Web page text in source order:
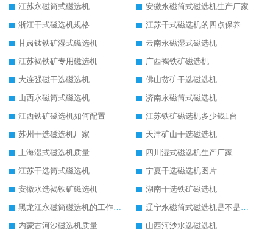
江苏永磁筒式磁选机
安徽永磁筒式磁选机生产厂家
浙江干式磁选机规格
江苏干式磁选机的四点保养秘籍
甘肃钛铁矿湿式磁选机
云南永磁湿式磁选机
江苏褐铁矿专用磁选机
广西褐铁矿磁选机
大连强磁干选磁选机
佛山贫矿干选磁选机
山西永磁筒式磁选机
济南永磁筒式磁选机
江西铁矿磁选机如何配置
江苏铁矿磁选机多少钱1台
苏州干选磁选机厂家
天津矿山干选磁选机
上海湿式磁选机质量
四川湿式磁选机生产厂家
江苏干选筒式磁选机
宁夏干选磁选机图片
安徽水选褐铁矿磁选机
湖南干选铁矿磁选机
黑龙江永磁筒磁选机的工作原理
辽宁永磁筒式磁选机是不是强磁
内蒙古河沙磁选机质量
山西河沙水选磁选机